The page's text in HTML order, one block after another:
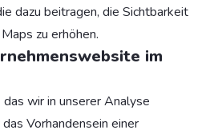
dazu beitragen, die Sichtbarkeit
zu erhöhen.
im
wir in unserer Analyse
Vorhandensein einer